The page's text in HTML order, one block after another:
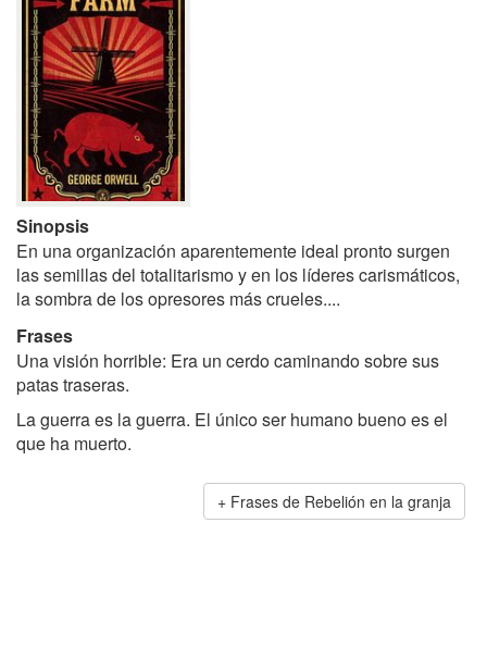
Sinopsis
En una organización aparentemente ideal pronto surgen
las semillas del totalitarismo y en los líderes carismáticos,
la sombra de los opresores más crueles....
Frases
Una visión horrible: Era un cerdo caminando sobre sus
patas traseras.
La guerra es la guerra. El único ser humano bueno es el
que ha muerto.
Frases de Rebelión en la granja